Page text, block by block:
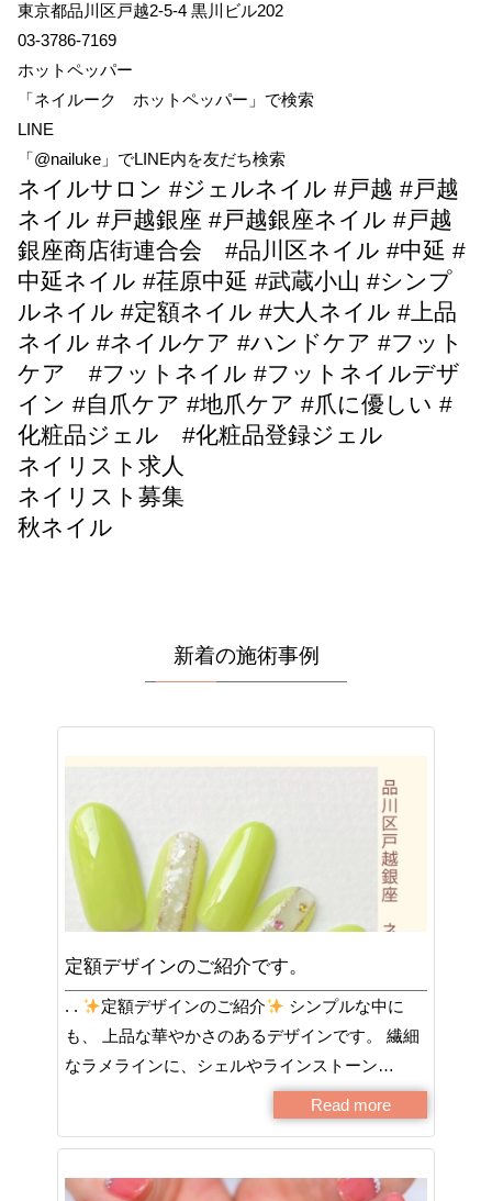
東京都品川区戸越2-5-4 黒川ビル202
03-3786-7169
ホットペッパー
「ネイルーク ホットペッパー」で検索
LINE
「@nailuke」でLINE内を友だち検索
ネイルサロン #ジェルネイル #戸越 #戸越
ネイル #戸越銀座 #戸越銀座ネイル #戸越
銀座商店街連合会 #品川区ネイル #中延 #
中延ネイル #荏原中延 #武蔵小山 #シンプ
ルネイル #定額ネイル #大人ネイル #上品
ネイル #ネイルケア #ハンドケア #フット
ケア #フットネイル #フットネイルデザ
イン #自爪ケア #地爪ケア #爪に優しい #
化粧品ジェル #化粧品登録ジェル
ネイリスト求人
ネイリスト募集
秋ネイル
新着の施術事例
定額デザインのご紹介です。
. . 定額デザインのご紹介
シンプルな中に
も、 上品な華やかさのあるデザインです。 繊細
なラメラインに、シェルやラインストーン…
Read more